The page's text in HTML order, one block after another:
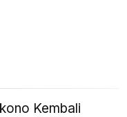
Kembali